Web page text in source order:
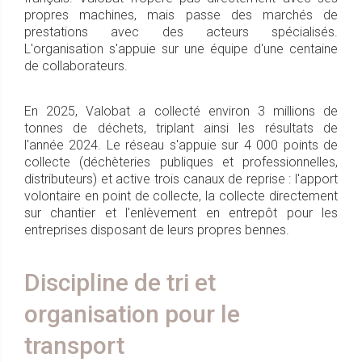
propres machines, mais passe des marchés de
prestations avec des acteurs spécialisés.
L'organisation s'appuie sur une équipe d'une centaine
de collaborateurs.
En 2025, Valobat a collecté environ 3 millions de
tonnes de déchets, triplant ainsi les résultats de
l'année 2024. Le réseau s'appuie sur 4 000 points de
collecte (déchèteries publiques et professionnelles,
distributeurs) et active trois canaux de reprise : l'apport
volontaire en point de collecte, la collecte directement
sur chantier et l'enlèvement en entrepôt pour les
entreprises disposant de leurs propres bennes.
Discipline de tri et
organisation pour le
transport